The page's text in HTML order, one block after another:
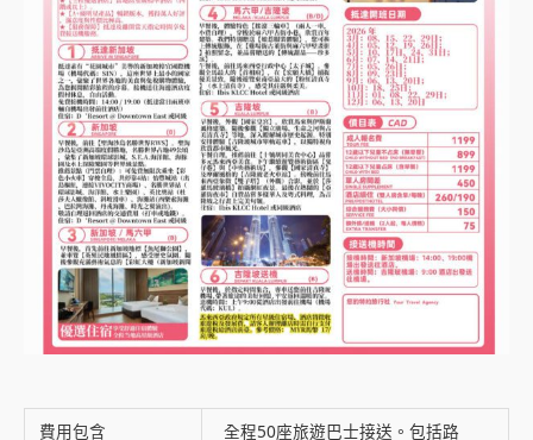
費用包含 全程50座旅遊巴士接送。包括路